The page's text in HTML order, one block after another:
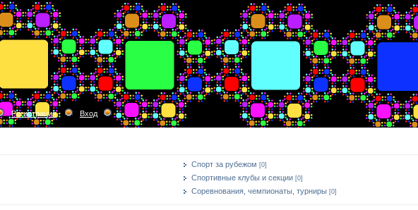
Регистрация Вход
Спорт за рубежом [0]
Спортивные клубы и секции [0]
Соревнования, чемпионаты, турниры [0]